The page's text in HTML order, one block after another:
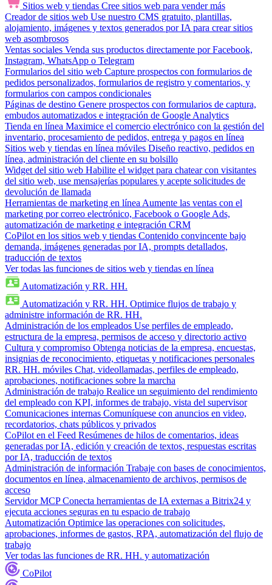
Sitios web y tiendas Cree sitios web para vender más
Creador de sitios web Use nuestro CMS gratuito, plantillas,
alojamiento, imágenes y textos generados por IA para crear sitios
web asombrosos
Ventas sociales Venda sus productos directamente por Facebook,
Instagram, WhatsApp o Telegram
Formularios del sitio web Capture prospectos con formularios de
pedidos personalizados, formularios de registro y comentarios, y
formularios con campos condicionales
Páginas de destino Genere prospectos con formularios de captura,
embudos automatizados e integración de Google Analytics
Tienda en línea Maximice el comercio electrónico con la gestión del
inventario, procesamiento de pedidos, entrega y pagos en línea
Sitios web y tiendas en línea móviles Diseño reactivo, pedidos en
línea, administración del cliente en su bolsillo
Widget del sitio web Habilite el widget para chatear con visitantes
del sitio web, use mensajerías populares y acepte solicitudes de
devolución de llamada
Herramientas de marketing en línea Aumente las ventas con el
marketing por correo electrónico, Facebook o Google Ads,
automatización de marketing e integración CRM
CoPilot en los sitios web y tiendas Contenido convincente bajo
demanda, imágenes generadas por IA, prompts detallados,
traducción de textos
Ver todas las funciones de sitios web y tiendas en línea
Automatización y RR. HH.
Automatización y RR. HH. Optimice flujos de trabajo y
administre información de RR. HH.
Administración de los empleados Use perfiles de empleado,
estructura de la empresa, permisos de acceso y directorio activo
Cultura y compromiso Obtenga noticias de la empresa, encuestas,
insignias de reconocimiento, etiquetas y notificaciones personales
RR. HH. móviles Chat, videollamadas, perfiles de empleado,
aprobaciones, notificaciones sobre la marcha
Administración de trabajo Realice un seguimiento del rendimiento
del empleado con KPI, informes de trabajo, vista del supervisor
Comunicaciones internas Comuníquese con anuncios en video,
recordatorios, chats públicos y privados
CoPilot en el Feed Resúmenes de hilos de comentarios, ideas
generadas por IA, edición y creación de textos, respuestas escritas
por IA, traducción de textos
Administración de información Trabaje con bases de conocimientos,
documentos en línea, almacenamiento de archivos, permisos de
acceso
Servidor MCP Conecta herramientas de IA externas a Bitrix24 y
ejecuta acciones seguras en tu espacio de trabajo
Automatización Optimice las operaciones con solicitudes,
aprobaciones, informes de gastos, RPA, automatización del flujo de
trabajo
Ver todas las funciones de RR. HH. y automatización
CoPilot